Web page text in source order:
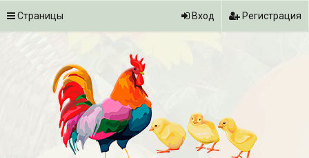
Страницы Вход Регистрация